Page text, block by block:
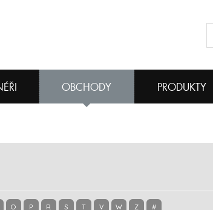
OBCHODY PRODUKTY
O P R S T V W Z #